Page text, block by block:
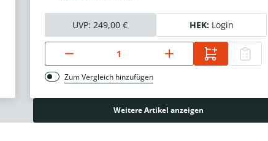
UVP:249,00 € HEK: Login
Zum Vergleich hinzufügen
Weitere Artikel anzeigen